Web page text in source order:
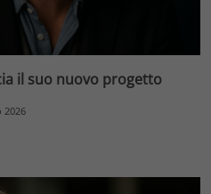
il suo nuovo progetto
2026